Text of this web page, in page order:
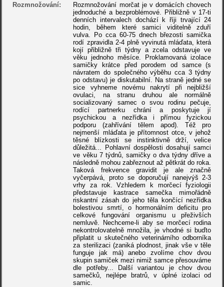
Rozmnožování:
Rozmnožování morčat je v domácích chovech
jednoduché a bezproblémové. Přibližně v 17-ti
denních intervalech dochází k říji trvající 24
hodin, během které samici viditelně zduří
vulva. Po cca 60-75 dnech březosti samička
rodí zpravidla 2-4 plně vyvinutá mláďata, která
kojí přibližně tři týdny a zcela odstavuje ve
věku jednoho měsíce. Proklamovaná izolace
samičky krátce před porodem od samce (s
návratem do společného výběhu cca 3 týdny
po odstavu) je diskutabilní. Na straně jedné se
sice vyhneme novému nakrytí při nejbližší
ovulaci, na stranu druhou ale normálně
socializovaný samec o svou rodinu pečuje,
rodící partnerku chrání a poskytuje jí
psychickou a nezřídka i přímou fyzickou
podporu (zahřívání tělem apod). Též pro
nejmenší mláďata je přítomnost otce, v jehož
těsné blízkosti se instinktivně drží, velice
důležitá... Pohlavní dospělosti dosahují samci
ve věku 7 týdnů, samičky o dva týdny dříve a
následně mohou zabřeznout až pětkrát do roka.
Taková frekvence gravidit je ale značně
vyčerpává, proto se doporučují nanejvýš 2-3
vrhy za rok. Vzhledem k morčecí fyziologii
představuje kastrace samečka mimořádně
riskantní zásah do jeho těla končící nezřídka
bolestivou smrtí, o hormonálním deficitu pro
celkové fungování organismu u přeživších
nemluvě. Nechceme-li aby se morčecí rodina
nekontrolovatelně množila, je vhodné si buďto
připlatit u skutečného veterinárního odborníka
za sterilizaci (zaniká plodnost, jinak vše v těle
funguje jak má) anebo zvolíme chov dvou
skupin samiček mezi nimiž samce přesouváme
dle potřeby... Další variantou je chov dvou
samečků, nejlépe bratrů, v úplné izolaci od
samic.